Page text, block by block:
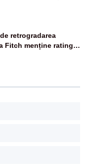
Guvernul
retrogradarea
Fitch menține ratingul
negativă